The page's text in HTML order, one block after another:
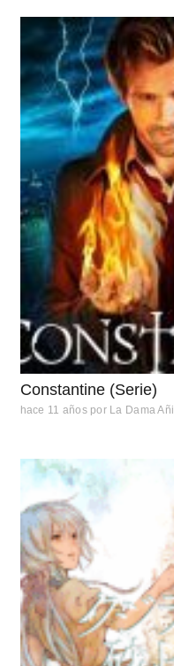
Constantine (Serie)
hace 11 años por La Dama Añil